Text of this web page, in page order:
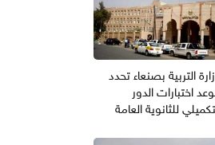
التربية بصنعاء تحدد
اختبارات الدور
للثانوية العامة